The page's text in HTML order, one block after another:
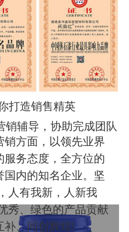
销辅导，协助完成团队
打造销售精英
方面，以领先业界
服务态度，全方位的
国内的知名企业。坚
人有我新，人新我
秀、绿色的产品贡献
补、同创辉煌!